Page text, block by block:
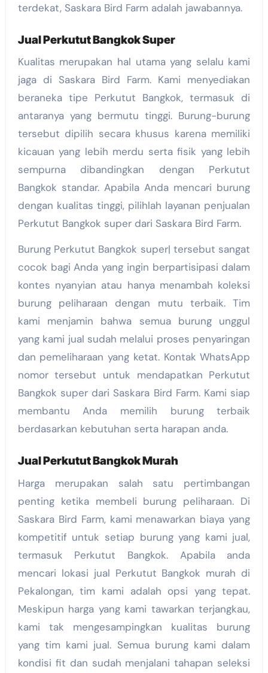
terdekat, Saskara Bird Farm adalah jawabannya.
Jual Perkutut Bangkok Super
Kualitas merupakan hal utama yang selalu kami
jaga di Saskara Bird Farm. Kami menyediakan
beraneka tipe Perkutut Bangkok, termasuk di
antaranya yang bermutu tinggi. Burung-burung
tersebut dipilih secara khusus karena memiliki
kicauan yang lebih merdu serta fisik yang lebih
sempurna dibandingkan dengan Perkutut
Bangkok standar. Apabila Anda mencari burung
dengan kualitas tinggi, pilihlah layanan penjualan
Perkutut Bangkok super dari Saskara Bird Farm.
Burung Perkutut Bangkok super| tersebut sangat
cocok bagi Anda yang ingin berpartisipasi dalam
kontes nyanyian atau hanya menambah koleksi
burung peliharaan dengan mutu terbaik. Tim
kami menjamin bahwa semua burung unggul
yang kami jual sudah melalui proses penyaringan
dan pemeliharaan yang ketat. Kontak WhatsApp
nomor tersebut untuk mendapatkan Perkutut
Bangkok super dari Saskara Bird Farm. Kami siap
membantu Anda memilih burung terbaik
berdasarkan kebutuhan serta harapan anda.
Jual Perkutut Bangkok Murah
Harga merupakan salah satu pertimbangan
penting ketika membeli burung peliharaan. Di
Saskara Bird Farm, kami menawarkan biaya yang
kompetitif untuk setiap burung yang kami jual,
termasuk Perkutut Bangkok. Apabila anda
mencari lokasi jual Perkutut Bangkok murah di
Pekalongan, tim kami adalah opsi yang tepat.
Meskipun harga yang kami tawarkan terjangkau,
kami tak mengesampingkan kualitas burung
yang tim kami jual. Semua burung kami dalam
kondisi fit dan sudah menjalani tahapan seleksi